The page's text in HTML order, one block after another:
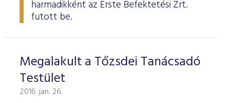
harmadikként az Erste Befektetési Zrt.
futott be.
Megalakult a Tőzsdei Tanácsadó
Testület
2016. jan. 26.